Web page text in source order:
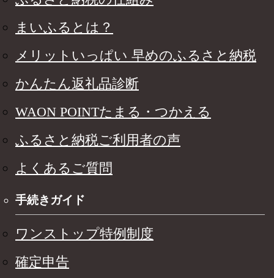
まいふるとは？
メリットいっぱい 早めのふるさと納税
かんたん返礼品診断
WAON POINTたまる・つかえる
ふるさと納税ご利用者の声
よくあるご質問
手続きガイド
ワンストップ特例制度
確定申告